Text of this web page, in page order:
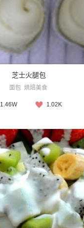
芝士火腿包
面包 烘焙美食
1.46W 1.02K